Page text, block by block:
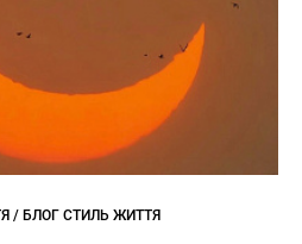
/ БЛОГ СТИЛЬ ЖИТТЯ